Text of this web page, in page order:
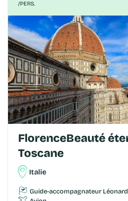
/PERS.
FlorenceBeauté éternelle de la
Toscane
Italie
Guide-accompagnateur Léonard